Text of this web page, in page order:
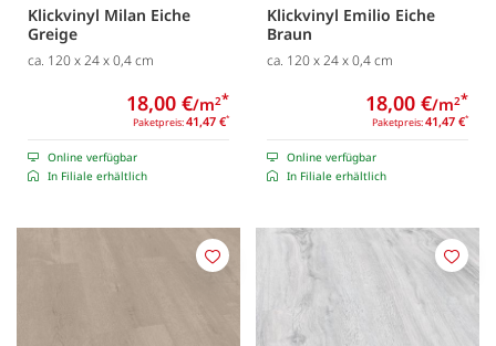
Klickvinyl Milan Eiche
Greige
ca. 120 x 24 x 0,4 cm
Paketpreis:41,47 €*
18,00 €/m2*
Online verfügbar
In Filiale erhältlich
Klickvinyl Emilio Eiche
Braun
ca. 120 x 24 x 0,4 cm
Paketpreis:41,47 €*
18,00 €/m2*
Online verfügbar
In Filiale erhältlich
Merken